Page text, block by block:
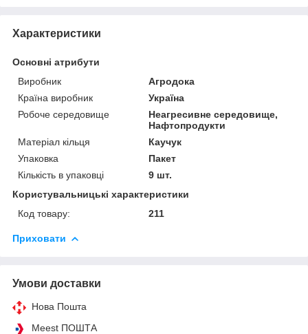
Характеристики
Основні атрибути
Виробник
Агродока
Країна виробник
Україна
Робоче середовище
Неагресивне середовище,
Нафтопродукти
Матеріал кільця
Каучук
Упаковка
Пакет
Кількість в упаковці
9 шт.
Користувальницькі характеристики
Код товару:
211
Приховати
Умови доставки
Нова Пошта
Meest ПОШТА